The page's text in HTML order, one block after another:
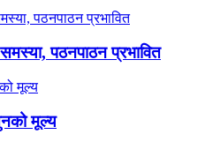
समस्या, पठनपाठन प्रभावित
मूल्य